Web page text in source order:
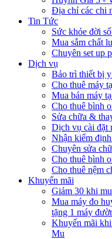
Địa chỉ các chi
Tin Tức
Sức khỏe đời
Mua sắm chất
Chuyên set up
Dịch vụ
Bảo trì thiết bị
Cho thuê máy
Mua bán máy
Cho thuê bình
Sửa chữa &
Dịch vụ cài đặt
Nhận kiểm
Chuyên sửa
Cho thuê bình
Cho thuê nệm
Khuyến mãi
Giảm 30 khi
Mua máy đo
tặng 1 máy
Khuyến mãi
Mu